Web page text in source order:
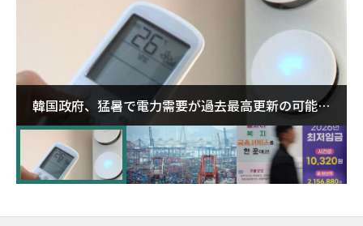
韓国政府、猛暑で電力需要が過去最高更新の可能性
に需給対応体制を点検